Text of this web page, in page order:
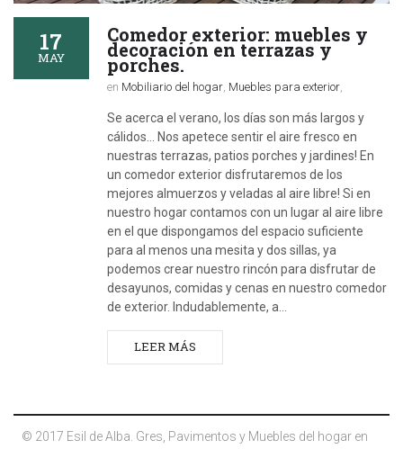
17
MAY
Comedor exterior: muebles y
decoración en terrazas y
porches.
en Mobiliario del hogar, Muebles para exterior,
Se acerca el verano, los días son más largos y
cálidos... Nos apetece sentir el aire fresco en
nuestras terrazas, patios porches y jardines! En
un comedor exterior disfrutaremos de los
mejores almuerzos y veladas al aire libre! Si en
nuestro hogar contamos con un lugar al aire libre
en el que dispongamos del espacio suficiente
para al menos una mesita y dos sillas, ya
podemos crear nuestro rincón para disfrutar de
desayunos, comidas y cenas en nuestro comedor
de exterior. Indudablemente, a…
LEER MÁS
© 2017 Esil de Alba. Gres, Pavimentos y Muebles del hogar en